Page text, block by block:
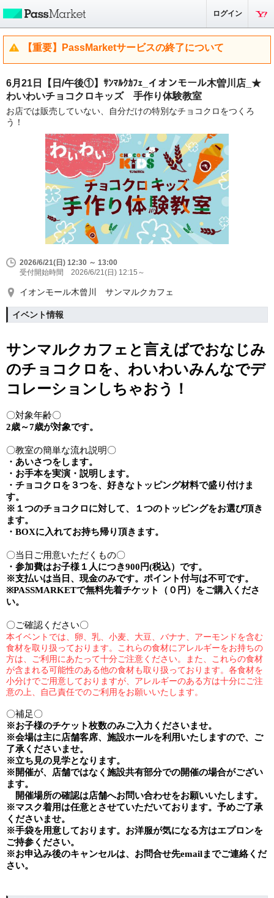
ログイン
【重要】PassMarketサービスの終了について
6月21日【日/午後①】ｻﾝﾏﾙｸｶﾌｪ_イオンモール木曽川店_★
わいわいチョコクロキッズ 手作り体験教室
お店では販売していない、自分だけの特別なチョコクロをつくろ
う！
2026/6/21(日) 12:30 ～ 13:00
受付開始時間 2026/6/21(日) 12:15～
イオンモール木曾川 サンマルクカフェ
イベント情報
サンマルクカフェと言えばでおなじみ
のチョコクロを、わいわいみんなでデ
コレーションしちゃおう！
〇対象年齢〇
2歳～7歳が対象です。
〇教室の簡単な流れ説明〇
・あいさつをします。
・お手本を実演・説明します。
・チョコクロを３つを、好きなトッピング材料で盛り付けま
す。
※１つのチョコクロに対して、１つのトッピングをお選び頂き
ます。
・BOXに入れてお持ち帰り頂きます。
〇当日ご用意いただくもの〇
・参加費はお子様１人につき900 円(税込）です。
※支払いは当日、現金のみです。ポイント付与は不可です。
※PASSMARKETで無料先着チケット（０円）をご購入くださ
い。
〇ご確認ください〇
本イベントでは、卵、乳、小麦、大豆、バナナ、アーモンドを含む
食材を取り扱っております。これらの食材にアレルギーをお持ちの
方は、ご利用にあたって十分ご注意ください。
また、これらの食材
が含まれる可能性のある他の食材も取り扱っております。各食材を
小分けでご用意しておりますが、アレルギーのある方は十分にご注
意の上、自己責任でのご利用をお願いいたします。
〇補足〇
※お子様のチケット枚数のみご入力くださいませ。
※会場は主に店舗客席、施設ホールを利用いたしますので、ご
了承くださいませ。
※立ち見の見学となります。
※開催が、店舗ではなく施設共有部分での開催の場合がござい
ます。
開催場所の確認は店舗へお問い合わせをお願いいたします。
※マスク着用は任意とさせていただいております。予めご了承
くださいませ。
※手袋を用意しております。お洋服が気になる方はエプロンを
ご持参ください。
※お申込み後のキャンセルは、お問合せ先emailまでご連絡くだ
さい。